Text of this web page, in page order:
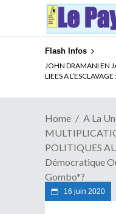
Flash Infos
JOHN DRAMANI
LIEES A
ELECTION DE
Quand Patrice quitte
Home
A La
POLITIQUES
Démocratique
Gombo*?
16 juin 2020